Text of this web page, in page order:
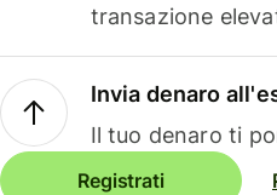
transazione
Invia denaro
Il tuo denaro ti
Registrati